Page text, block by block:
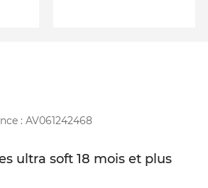
: AV061242468
ultra soft 18 mois et plus